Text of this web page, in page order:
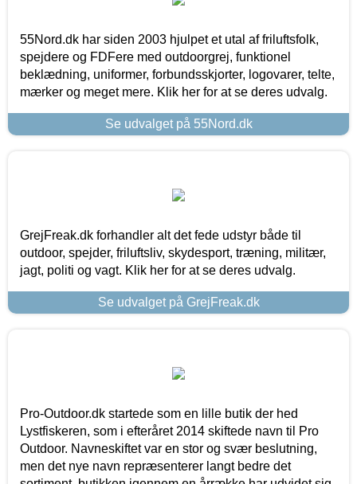
55Nord.dk har siden 2003 hjulpet et utal af friluftsfolk,
spejdere og FDFere med outdoorgrej, funktionel
beklædning, uniformer, forbundsskjorter, logovarer, telte,
mærker og meget mere. Klik her for at se deres udvalg.
Se udvalget på 55Nord.dk
GrejFreak.dk forhandler alt det fede udstyr både til
outdoor, spejder, friluftsliv, skydesport, træning, militær,
jagt, politi og vagt. Klik her for at se deres udvalg.
Se udvalget på GrejFreak.dk
Pro-Outdoor.dk startede som en lille butik der hed
Lystfiskeren, som i efteråret 2014 skiftede navn til Pro
Outdoor. Navneskiftet var en stor og svær beslutning,
men det nye navn repræsenterer langt bedre det